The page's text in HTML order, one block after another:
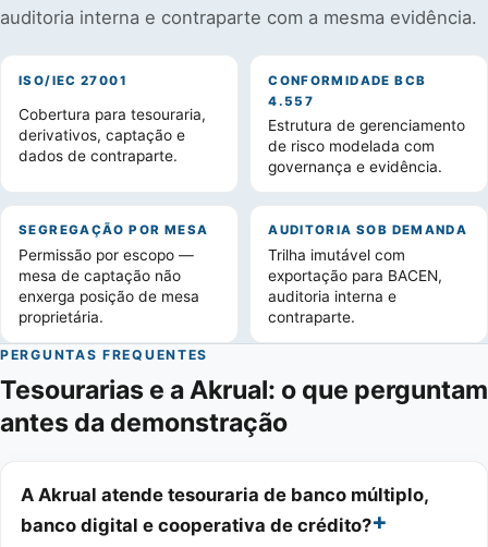
auditoria interna e contraparte com a mesma evidência.
ISO/IEC 27001
Cobertura para tesouraria,
derivativos, captação e
dados de contraparte.
CONFORMIDADE BCB
4.557
Estrutura de gerenciamento
de risco modelada com
governança e evidência.
SEGREGAÇÃO POR MESA
Permissão por escopo —
mesa de captação não
enxerga posição de mesa
proprietária.
AUDITORIA SOB DEMANDA
Trilha imutável com
exportação para BACEN,
auditoria interna e
contraparte.
PERGUNTAS FREQUENTES
Tesourarias e a Akrual: o que perguntam
antes da demonstração
A Akrual atende tesouraria de banco múltiplo,
banco digital e cooperativa de crédito?